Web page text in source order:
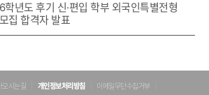
학년도 후기 신·편입 학부 외국인특별전형
집 합격자 발표
오시는길 개인정보처리방침 이메일무단수집거부